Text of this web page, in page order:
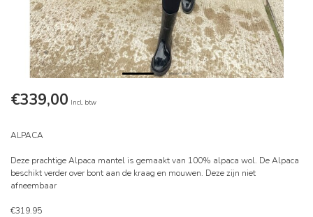
€339,00 Incl. btw
ALPACA
Deze prachtige Alpaca mantel is gemaakt van 100% alpaca wol. De Alpaca
beschikt verder over bont aan de kraag en mouwen. Deze zijn niet
afneembaar
€319.95